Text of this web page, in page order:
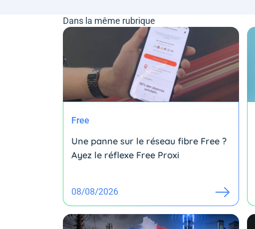
Dans la même rubrique
Free
Une panne sur le réseau fibre Free ?
Ayez le réflexe Free Proxi
08/08/2026